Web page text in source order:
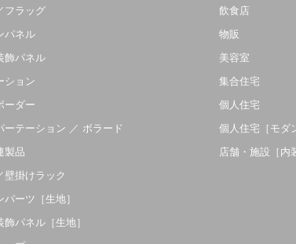
フラッグ
パネル
飾パネル
ション
ーダー
ーテーション ／ ボラード
製品
壁掛けラック
パーツ［生地］
飾パネル［生地］
飲食店
物販
美容室
集合住宅
個人住宅
個人住宅［モダ
店舗・施設［内